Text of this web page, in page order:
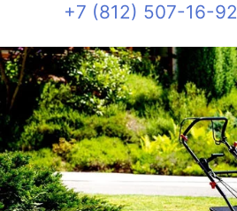
+7 (812) 507-16-92